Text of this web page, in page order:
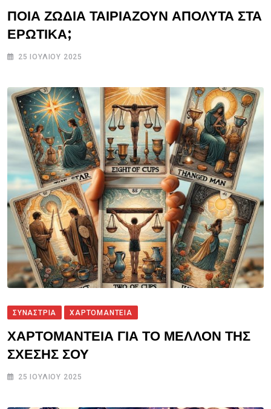
ΠΟΙΑ ΖΩΔΙΑ ΤΑΙΡΙΑΖΟΥΝ ΑΠΟΛΥΤΑ ΣΤΑ
ΕΡΩΤΙΚΑ;
25 ΙΟΥΛΊΟΥ 2025
ΣΥΝΑΣΤΡΙΑ ΧΑΡΤΟΜΑΝΤΕΙΑ
ΧΑΡΤΟΜΑΝΤΕΙΑ ΓΙΑ ΤΟ ΜΕΛΛΟΝ ΤΗΣ
ΣΧΕΣΗΣ ΣΟΥ
25 ΙΟΥΛΊΟΥ 2025